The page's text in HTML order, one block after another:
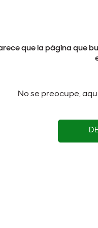
que la página que
No se preocupe,